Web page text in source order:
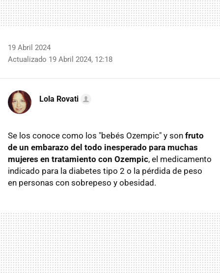
19 Abril 2024
Actualizado 19 Abril 2024, 12:18
Lola Rovati
Se los conoce como los "bebés Ozempic" y son fruto
de un embarazo del todo inesperado para muchas
mujeres en tratamiento con Ozempic, el medicamento
indicado para la diabetes tipo 2 o la pérdida de peso
en personas con sobrepeso y obesidad.